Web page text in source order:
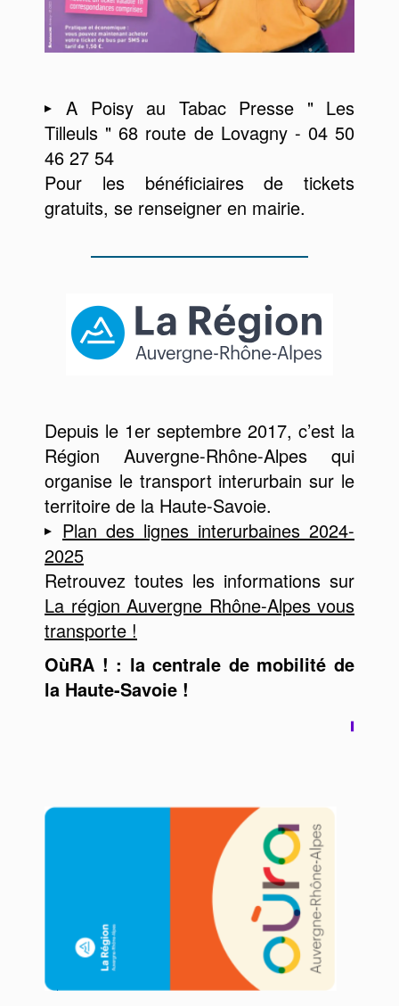
A Poisy au Tabac Presse " Les
Tilleuls " 68 route de Lovagny - 04 50
46 27 54
Pour les bénéficiaires de tickets
gratuits, se renseigner en mairie.
Depuis le 1er septembre 2017, c’est la
Région Auvergne-Rhône-Alpes qui
organise le transport interurbain sur le
territoire de la Haute-Savoie.
Plan des lignes interurbaines 2024-
2025
Retrouvez toutes les informations sur
La région Auvergne Rhône-Alpes vous
transporte !
OùRA ! : la centrale de mobilité de
la Haute-Savoie !